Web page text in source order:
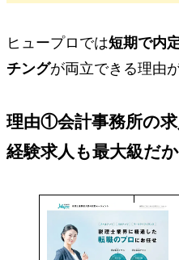
ヒュープロでは短期で内
チングが両立できる理由
理由①会計事務所の
経験求人も最大級だ